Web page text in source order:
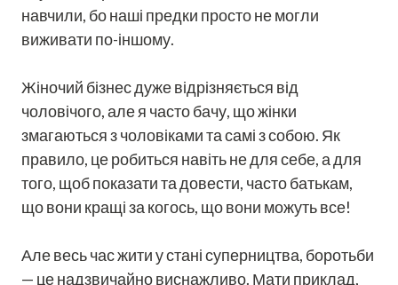
навчили, бо наші предки просто не могли
виживати по-іншому.
Жіночий бізнес дуже відрізняється від
чоловічого, але я часто бачу, що жінки
змагаються з чоловіками та самі з собою. Як
правило, це робиться навіть не для себе, а для
того, щоб показати та довести, часто батькам,
що вони кращі за когось, що вони можуть все!
Але весь час жити у стані суперництва, боротьби
— це надзвичайно виснажливо. Мати приклад,